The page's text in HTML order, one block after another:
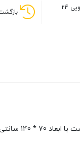
پاسخگویی 24